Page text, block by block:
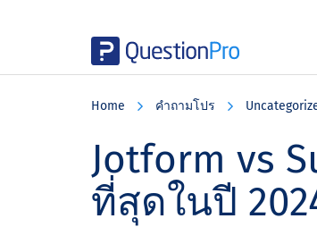
Home คําถามโปร
Jotform vs
ที่สุดในปี